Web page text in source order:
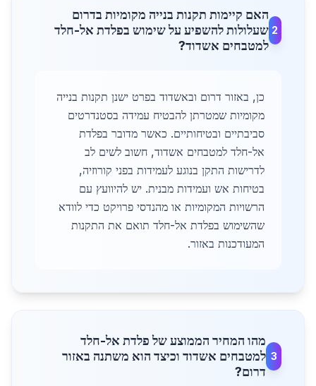
2
האם קיימות תקנות בנייה מקומיות בדרום
שעלולות להשפיע על שימוש בפלדת אל-חלד
למטבחים אשדוד?
כן, באזור דרום ובאשדוד בפרט ישנן תקנות בנייה
מקומיות שמטרתן להבטיח עמידה בסטנדרטים
סביבתיים ובטיחותיים. כאשר מדובר בפלדת
אל-חלד למטבחים אשדוד, חשוב לשים לב
לדרישות התקן בנוגע לעמידות בפני קורוזיה,
בטיחות אש ועמידות מבנית. יש להיוועץ עם
הרשויות המקומיות או מהנדסי פרויקט כדי לוודא
שהשימוש בפלדת אל-חלד תואם את התקנות
המעודכנות באזור.
3
מהו המחיר הממוצע של פלדת אל-חלד
למטבחים אשדוד וכיצד הוא משתנה באזור
דרום?